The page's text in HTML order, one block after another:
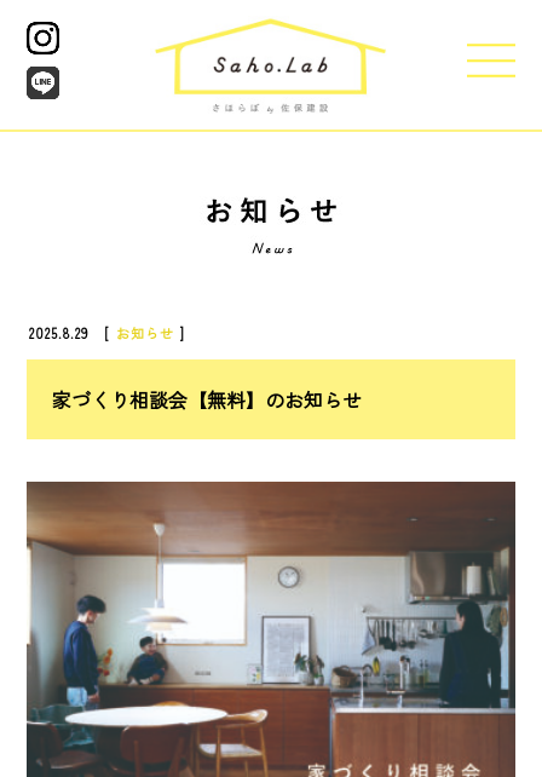
2025.8.29 [ お知らせ ]
家づくり相談会【無料】のお知らせ